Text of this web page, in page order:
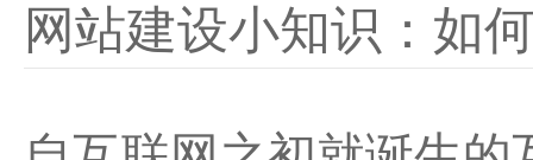
网站建设小知识：如